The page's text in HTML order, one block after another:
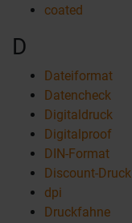
coated
D
Dateiformat
Datencheck
Digitaldruck
Digitalproof
DIN-Format
Discount-Druck
dpi
Druckfahne